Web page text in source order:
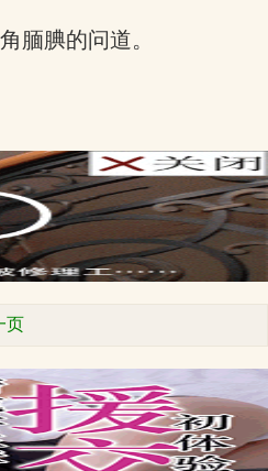
腼腆的问道。
页